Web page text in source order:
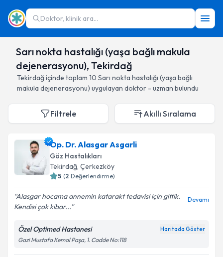
Doktor, klinik ara...
Sarı nokta hastalığı (yaşa bağlı makula
dejenerasyonu), Tekirdağ
Tekirdağiçinde toplam 10 Sarı nokta hastalığı (yaşa bağlı
makula dejenerasyonu) uygulayan doktor - uzman bulundu
Filtrele Akıllı Sıralama
Op. Dr. Alasgar Asgarli
Göz Hastalıkları
Tekirdağ, Çerkezköy
5 (2 Değerlendirme)
Alasgar hocama annemin katarakt tedavisi için gittik.
Kendisi çok kibar...
Devamı
Özel Optimed Hastanesi Haritada Göster
Gazi Mustafa Kemal Paşa, 1. Cadde No:118